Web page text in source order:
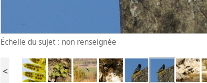
Échelle du sujet : non renseignée
<